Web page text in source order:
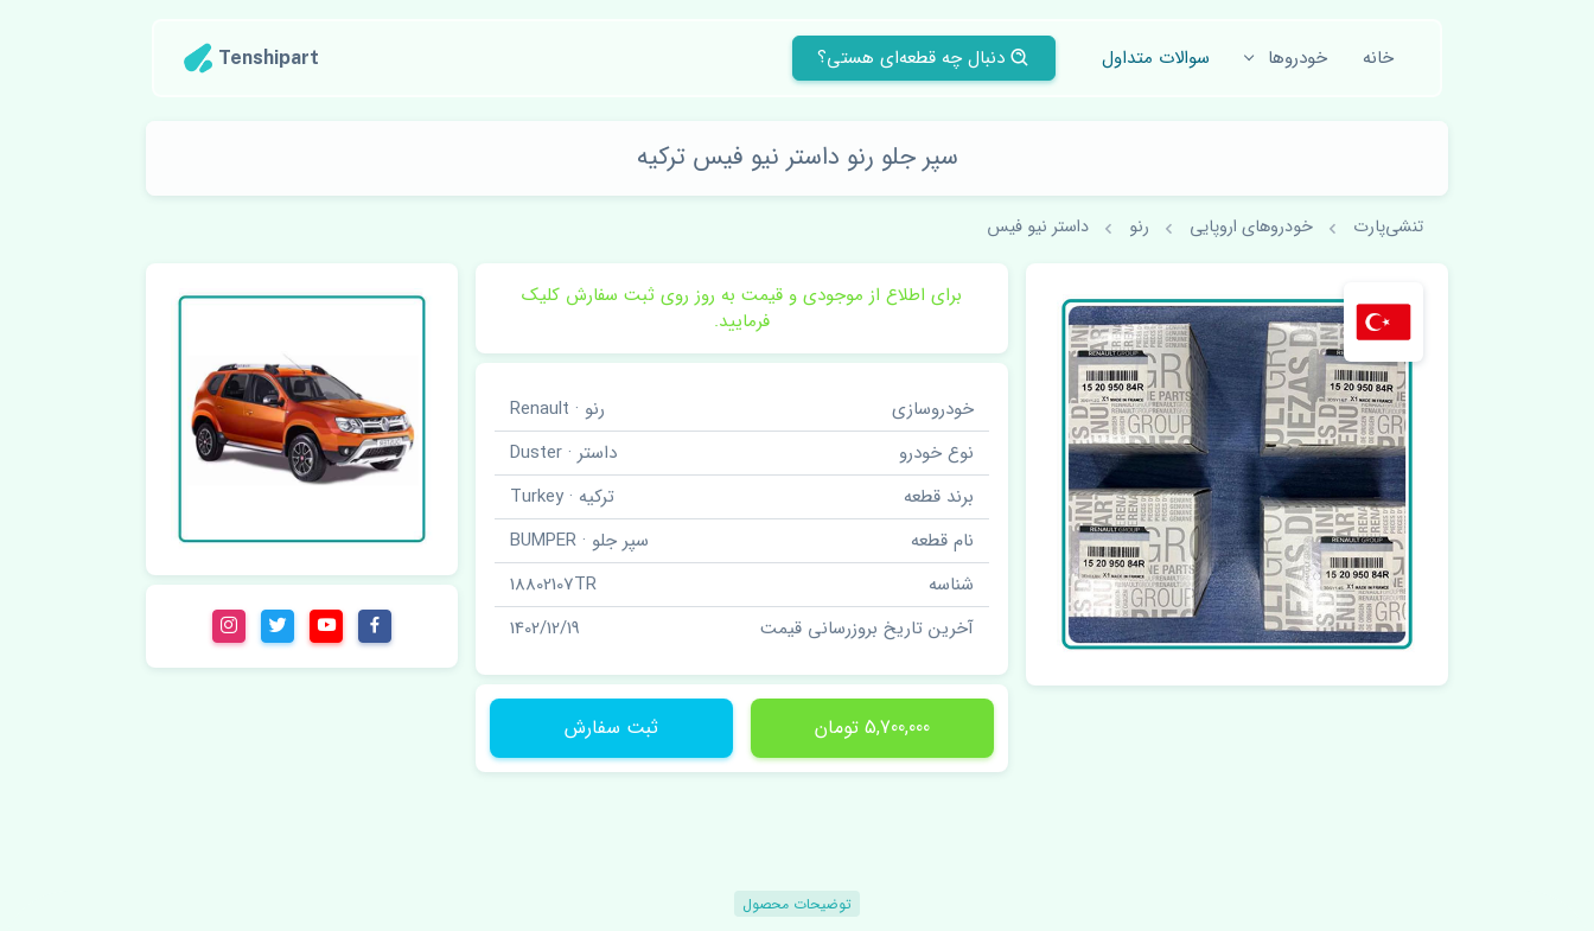
خانه خودروها سوالات متداول دنبال چه قطعه‌ای هستی؟ Tenshipart
سپر جلو رنو داستر نیو فیس ترکیه
تنشی‌پارت خودروهای اروپایی رنو داستر نیو فیس
برای اطلاع از موجودی و قیمت به روز روی ثبت سفارش کلیک
فرمایید.
خودروسازی
رنو · Renault
نوع خودرو
داستر · Duster
برند قطعه
ترکیه · Turkey
نام قطعه
سپر جلو · BUMPER
شناسه
18802107TR
آخرین تاریخ بروزرسانی قیمت
1402/12/19
5,700,000 تومان ثبت سفارش
توضیحات محصول